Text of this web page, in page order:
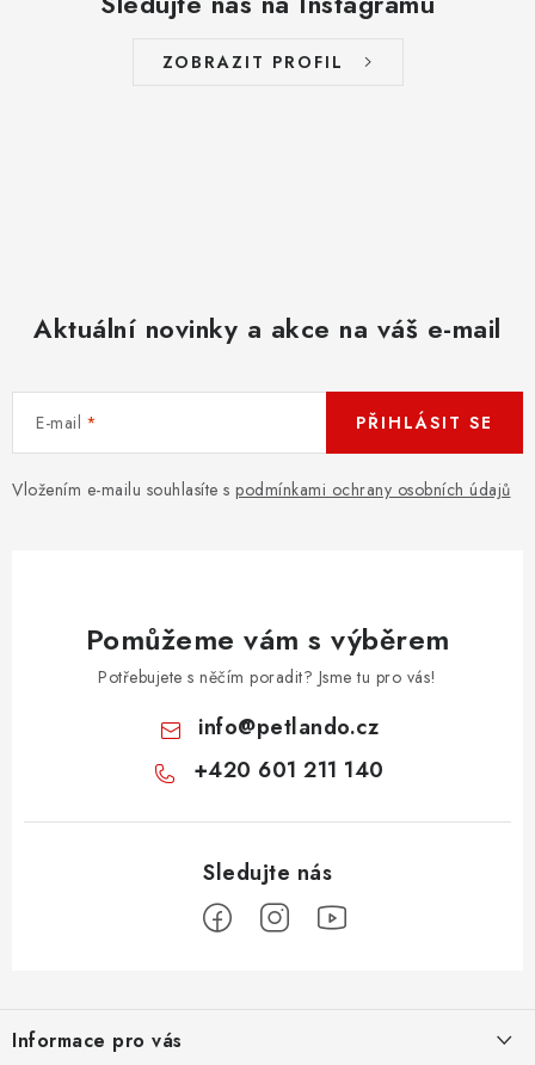
ZOBRAZIT PROFIL
Aktuální novinky a akce na váš e-mail
E-mail
Vložením e-mailu souhlasíte s podmínkami ochrany osobních údajů
PŘIHLÁSIT SE
Pomůžeme vám s výběrem
Potřebujete s něčím poradit? Jsme tu pro vás!
info@petlando.cz
+420 601 211 140
pInformace pro vás